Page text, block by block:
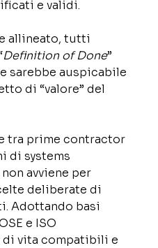
e validi.
allineato, tutti
Definition of Done”
sarebbe auspicabile
di “valore” del
tra prime contractor
di systems
avviene per
deliberate di
Adottando basi
e ISO
di vita compatibili e